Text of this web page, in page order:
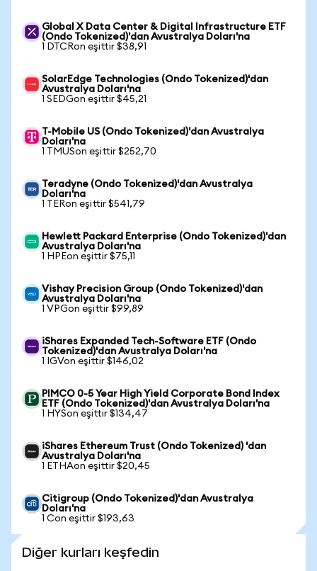
Global X Data Center & Digital Infrastructure ETF
(Ondo Tokenized)'dan Avustralya Doları'na
1 DTCRon eşittir $38,91
SolarEdge Technologies (Ondo Tokenized)'dan
Avustralya Doları'na
1 SEDGon eşittir $45,21
T-Mobile US (Ondo Tokenized)'dan Avustralya
Doları'na
1 TMUSon eşittir $252,70
Teradyne (Ondo Tokenized)'dan Avustralya
Doları'na
1 TERon eşittir $541,79
Hewlett Packard Enterprise (Ondo Tokenized)'dan
Avustralya Doları'na
1 HPEon eşittir $75,11
Vishay Precision Group (Ondo Tokenized)'dan
Avustralya Doları'na
1 VPGon eşittir $99,89
iShares Expanded Tech-Software ETF (Ondo
Tokenized)'dan Avustralya Doları'na
1 IGVon eşittir $146,02
PIMCO 0-5 Year High Yield Corporate Bond Index
ETF (Ondo Tokenized)'dan Avustralya Doları'na
1 HYSon eşittir $134,47
iShares Ethereum Trust (Ondo Tokenized) 'dan
Avustralya Doları'na
1 ETHAon eşittir $20,45
Citigroup (Ondo Tokenized)'dan Avustralya
Doları'na
1 Con eşittir $193,63
Diğer kurları keşfedin